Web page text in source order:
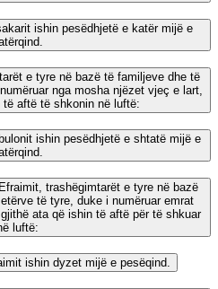
ishin pesëdhjetë e katër mijë e
e tyre në bazë të familjeve dhe të
nga mosha njëzet vjeç e lart,
aftë të shkonin në luftë:
ishin pesëdhjetë e shtatë mijë e
trashëgimtarët e tyre në bazë
të tyre, duke i numëruar emrat
ata që ishin të aftë për të shkuar
luftë:
ishin dyzet mijë e pesëqind.